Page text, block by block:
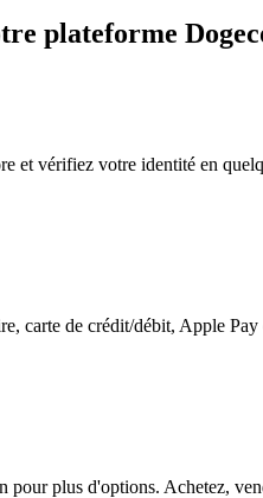
plateforme
et vérifiez votre identité en
carte de crédit/débit, Apple
pour plus d'options. Achetez,